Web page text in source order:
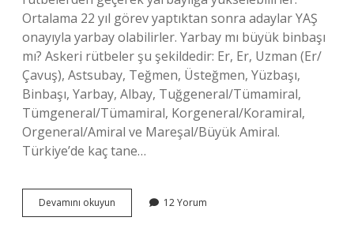
Ortalama 22 yıl görev yaptıktan sonra adaylar YAŞ
onayıyla yarbay olabilirler. Yarbay mı büyük binbaşı
mı? Askeri rütbeler şu şekildedir: Er, Er, Uzman (Er/
Çavuş), Astsubay, Teğmen, Üsteğmen, Yüzbaşı,
Binbaşı, Yarbay, Albay, Tuğgeneral/Tümamiral,
Tümgeneral/Tümamiral, Korgeneral/Koramiral,
Orgeneral/Amiral ve Mareşal/Büyük Amiral.
Türkiye’de kaç tane…
Devamını okuyun
Kaç
12 Yorum